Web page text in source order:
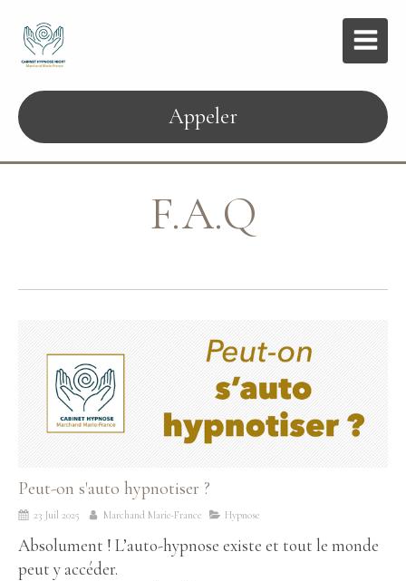
Appeler
F.A.Q
Peut-on s'auto hypnotiser ?
23 Juil 2025 Marchand Marie-France Hypnose
Absolument ! L’auto-hypnose existe et tout le monde
peut y accéder.